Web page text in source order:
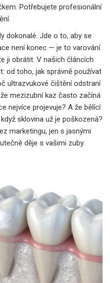
Potřebujete profesionální
dokonalé. Jde o to, aby se
není konec — je to varování.
ji obrátit. V našich článcích
od toho, jak správně používat
ultrazvukové čištění odstraní
mezizubní kaz často začíná
nejvíce projevuje? A že bělící
sklovina už je poškozená?
marketingu, jen s jasnými
děje s vašimi zuby.